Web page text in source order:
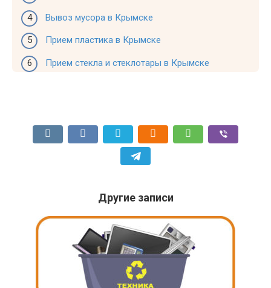
Вывоз мусора в Крымске
Прием пластика в Крымске
Прием стекла и стеклотары в Крымске
Другие записи